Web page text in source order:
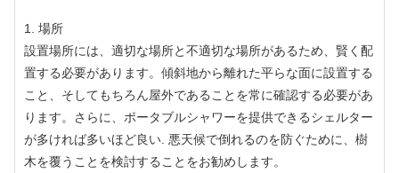
1. 場所
設置場所には、適切な場所と不適切な場所があるため、賢く配
置する必要があります。傾斜地から離れた平らな面に設置する
こと、そしてもちろん屋外であることを常に確認する必要があ
ります。さらに、ポータブルシャワーを提供できるシェルター
が多ければ多いほど良い. 悪天候で倒れるのを防ぐために、樹
木を覆うことを検討することをお勧めします。